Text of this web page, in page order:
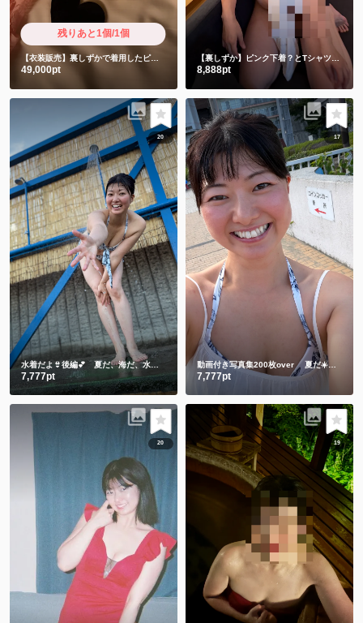
残りあと1個/1個
【衣装販売】裏しずかで着用したピンクと使用済み前貼り3枚 限定超ショート動画付き
49,000pt
【裏しずか】ピンク下着？とTシャツ編💗 ピ
8,888pt
20
水着だよ👙後編💕 夏だ、海だ、水着のしずかだ💕動画と写真合わせて200枚over
7,777pt
17
動画付き写真集200枚over 夏だ☀️海だ🌊水着のしずかもご賞味ください💕
7,777pt
20 19